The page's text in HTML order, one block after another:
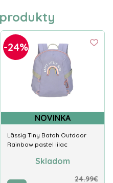
-24%
NOVINKA
Lässig Tiny Batoh Outdoor
Rainbow pastel lilac
Skladom
24.99€